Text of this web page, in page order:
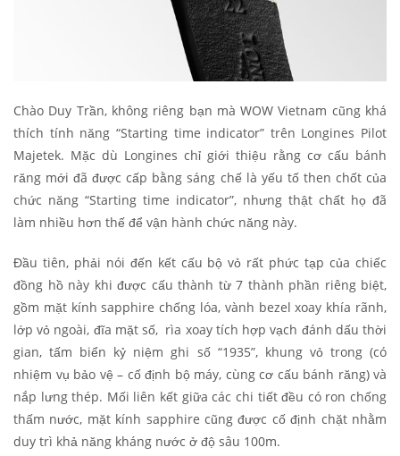
Chào Duy Trần, không riêng bạn mà WOW Vietnam cũng khá
thích tính năng “Starting time indicator” trên Longines Pilot
Majetek. Mặc dù Longines chỉ giới thiệu rằng cơ cấu bánh
răng mới đã được cấp bằng sáng chế là yếu tố then chốt của
chức năng “Starting time indicator”, nhưng thật chất họ đã
làm nhiều hơn thế để vận hành chức năng này.
Đầu tiên, phải nói đến kết cấu bộ vỏ rất phức tạp của chiếc
đồng hồ này khi được cấu thành từ 7 thành phần riêng biệt,
gồm mặt kính sapphire chống lóa, vành bezel xoay khía rãnh,
lớp vỏ ngoài, đĩa mặt số, rìa xoay tích hợp vạch đánh dấu thời
gian, tấm biển kỷ niệm ghi số “1935”, khung vỏ trong (có
nhiệm vụ bảo vệ – cố định bộ máy, cùng cơ cấu bánh răng) và
nắp lưng thép. Mối liên kết giữa các chi tiết đều có ron chống
thấm nước, mặt kính sapphire cũng được cố định chặt nhằm
duy trì khả năng kháng nước ở độ sâu 100m.